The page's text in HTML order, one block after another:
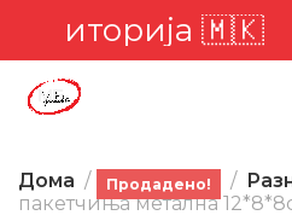
🇲🇰
Дома Производи
пакетчиња метална
Продадено!